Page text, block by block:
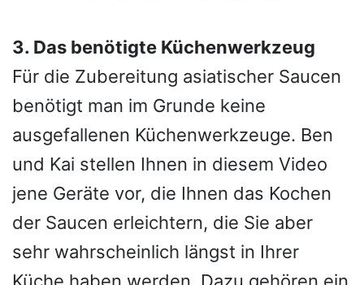
3. Das benötigte Küchenwerkzeug
Für die Zubereitung asiatischer Saucen
benötigt man im Grunde keine
ausgefallenen Küchenwerkzeuge. Ben
und Kai stellen Ihnen in diesem Video
jene Geräte vor, die Ihnen das Kochen
der Saucen erleichtern, die Sie aber
sehr wahrscheinlich längst in Ihrer